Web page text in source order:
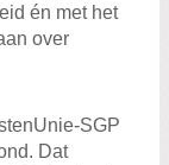
én met het
over
SGP
Dat